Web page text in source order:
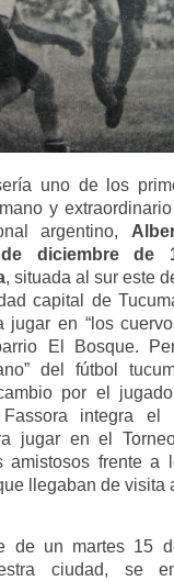
uno de los
y
argentino,
diciembre de
, situada al sur este
capital de
jugar en “los
El Bosque.
del fútbol
por el
Fassora integra el
jugar en el
amistosos frente a
llegaban de visita
de un martes 15
ciudad, se